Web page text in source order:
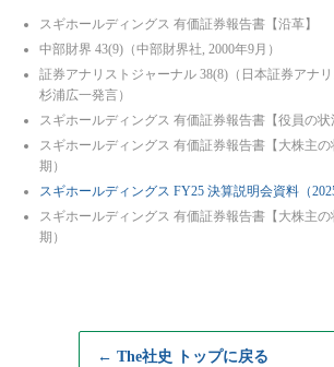
スギホールディングス 有価証券報告書【沿革】
中部財界 43(9)（中部財界社, 2000年9月）
証券アナリストジャーナル 38(8)（日本証券アナリ
杉浦広一発言）
スギホールディングス 有価証券報告書【役員の状
スギホールディングス 有価証券報告書【大株主の
期）
スギホールディングス FY25 決算説明会資料（
スギホールディングス 有価証券報告書【大株主の
期）
← The社史 トップに戻る